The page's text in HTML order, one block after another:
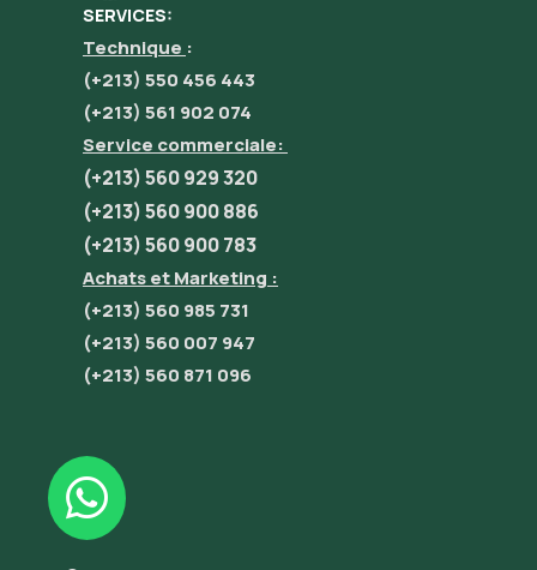
SERVICES:
Technique :
(+213) 550 456 443
(+213) 561 902 074
Service commerciale:
(+213) 560 929 320
(+213) 560 900 886
(+213) 560 900 783
Achats et Marketing :
(+213) 560 985 731
(+213) 560 007 947
(+213) 560 871 096